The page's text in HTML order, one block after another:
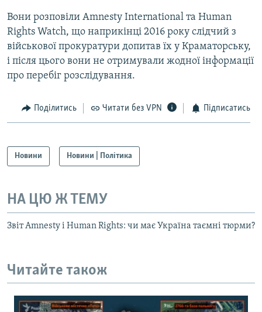
Вони розповіли Amnesty International та Human
Rights Watch, що наприкінці 2016 року слідчий з
військової прокуратури допитав їх у Краматорську,
і після цього вони не отримували жодної інформації
про перебіг розслідування.
Поділитись Читати без VPN Підписатись
Новини Новини | Політика
НА ЦЮ Ж ТЕМУ
Звіт Amnesty і Human Rights: чи має Україна таємні тюрми?
Читайте також